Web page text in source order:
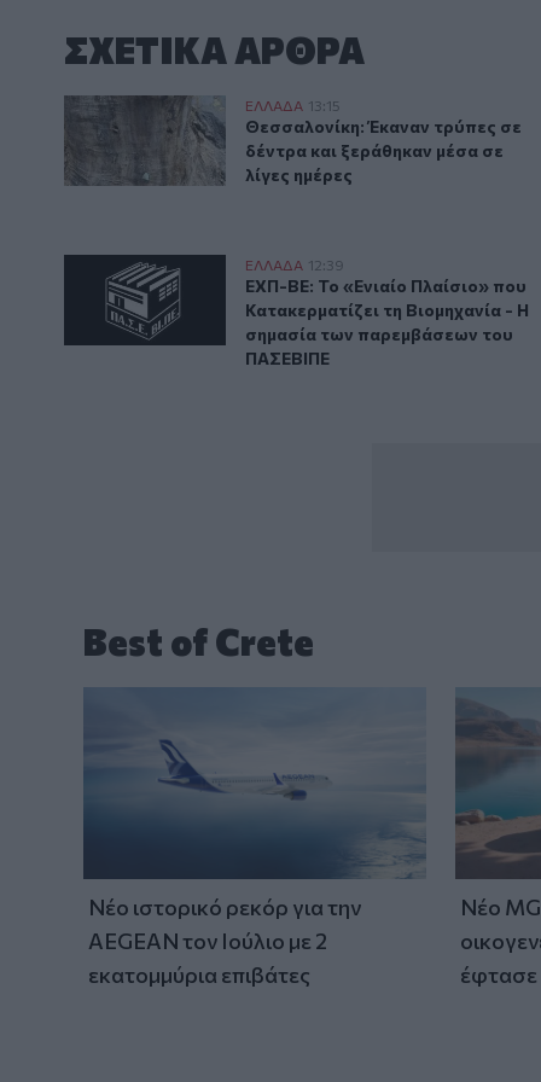
ΣΧΕΤΙΚA AΡΘΡΑ
Θεσσαλονίκη: Έκαναν τρύπες σε δέντρα και
ΕΛΛAΔΑ 13:15
Θεσσαλονίκη: Έκαναν τρύπες σε
Θεσσαλονίκη: Έκαναν τρύπες σε
δέντρα και ξεράθηκαν μέσα σε
λίγες ημέρες
ΕΧΠ-ΒΕ: Το «Ενιαίο Πλαίσιο» που Κατακερματίζει
ΕΛΛAΔΑ 12:39
ΕΧΠ-ΒΕ: Το «Ενιαίο Πλαίσιο»
ΕΧΠ-ΒΕ: Το «Ενιαίο Πλαίσιο» που
Κατακερματίζει τη Βιομηχανία - Η
σημασία των παρεμβάσεων του
ΠΑΣΕΒΙΠΕ
Best of Crete
Νέο ιστορικό ρεκόρ για την
AEGEAN τον Ιούλιο με 2
εκατομμύρια επιβάτες
Νέο
έφτασε